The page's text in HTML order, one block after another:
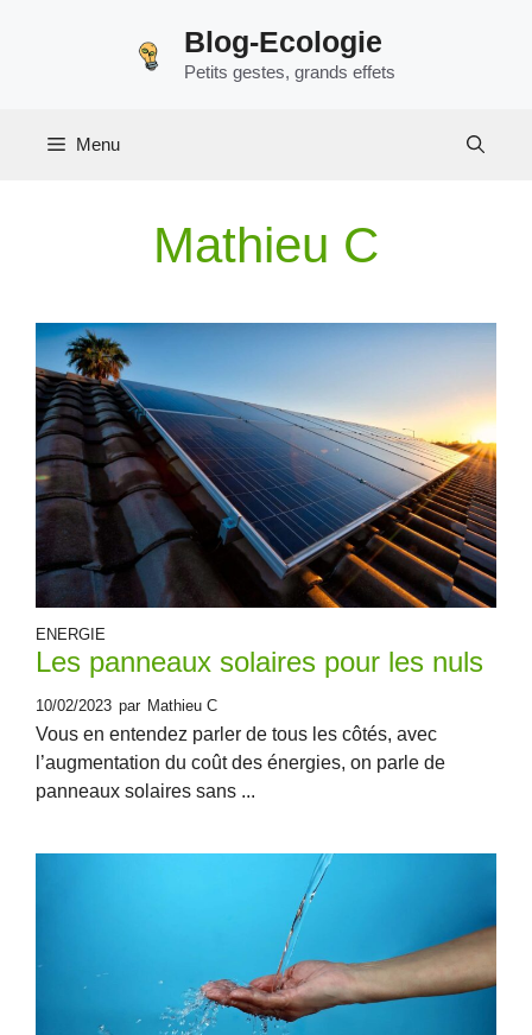
Blog-Ecologie
Petits gestes, grands effets
Menu
Mathieu C
ENERGIE
Les panneaux solaires pour les nuls
10/02/2023 par Mathieu C
Vous en entendez parler de tous les côtés, avec
l’augmentation du coût des énergies, on parle de
panneaux solaires sans ...